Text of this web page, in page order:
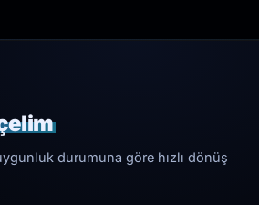
durumuna göre hızlı dönüş